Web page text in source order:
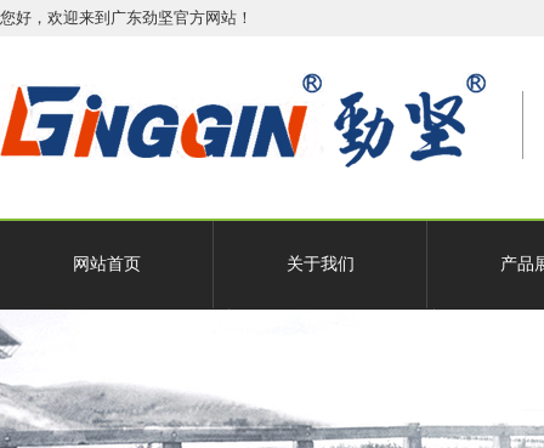
您好，欢迎来到广东劲坚官方网站！
网站首页 关于我们 产品